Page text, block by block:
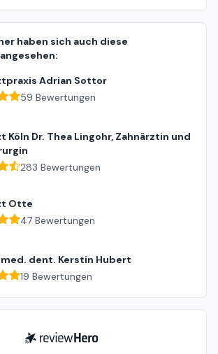
haben sich auch diese
Adrian Sottor
59 Bewertungen
Köln Dr. Thea Lingohr, Zahnärztin und
283 Bewertungen
Otte
47 Bewertungen
med. dent. Kerstin Hubert
19 Bewertungen
ReviewHero